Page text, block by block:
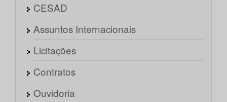
CESAD
Assuntos Internacionais
Licitações
Contratos
Ouvidoria